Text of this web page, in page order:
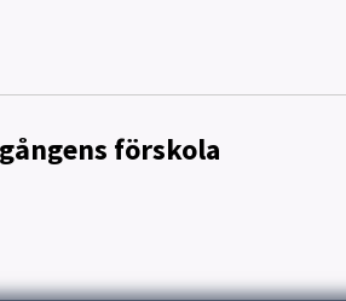
förskola